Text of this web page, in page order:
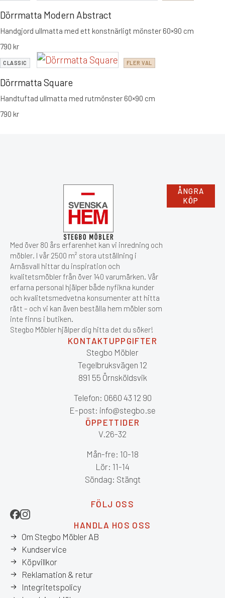
Dörrmatta Modern Abstract
Handgjord ullmatta med ett konstnärligt mönster 60×90 cm
790 kr
CLASSIC FLER VAL
Dörrmatta Square
Handtuftad ullmatta med rutmönster 60×90 cm
790 kr
Med över 80 års erfarenhet kan vi inredning och
möbler. I vår 2500 m² stora utställning i
Arnäsvall hittar du inspiration och
kvalitetsmöbler från över 140 varumärken. Vår
erfarna personal hjälper både nyfikna kunder
och kvalitetsmedvetna konsumenter att hitta
rätt – och vi kan även beställa hem möbler som
inte finns i butiken.
Stegbo Möbler hjälper dig hitta det du söker!
ÅNGRA
KÖP
KONTAKTUPPGIFTER
Stegbo Möbler
Tegelbruksvägen 12
891 55 Örnsköldsvik
Telefon: 0660 43 12 90
E-post: info@stegbo.se
ÖPPETTIDER
V.26-32
Mån-fre: 10-18
Lör: 11-14
Söndag: Stängt
FÖLJ OSS
HANDLA HOS OSS
Om Stegbo Möbler AB
Kundservice
Köpvillkor
Reklamation & retur
Integritetspolicy